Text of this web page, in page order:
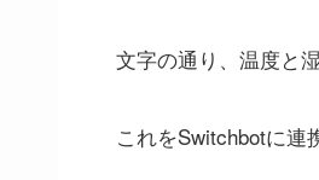
文字の通り、温度と
これをSwitchbotに連